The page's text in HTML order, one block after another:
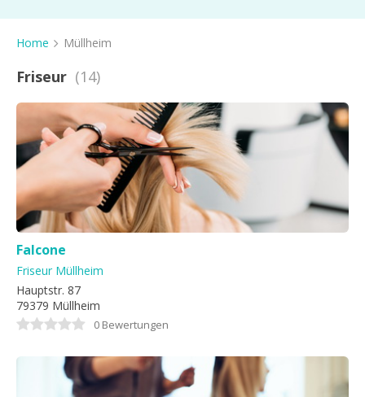
Spa
Massage
Haarentfernung
Barbershop
Nagelstudio
Tattoo & Piercing
Sonnenstudio
Home Müllheim
Friseur (14)
Falcone
Friseur Müllheim
Hauptstr. 87
79379 Müllheim
0 Bewertungen